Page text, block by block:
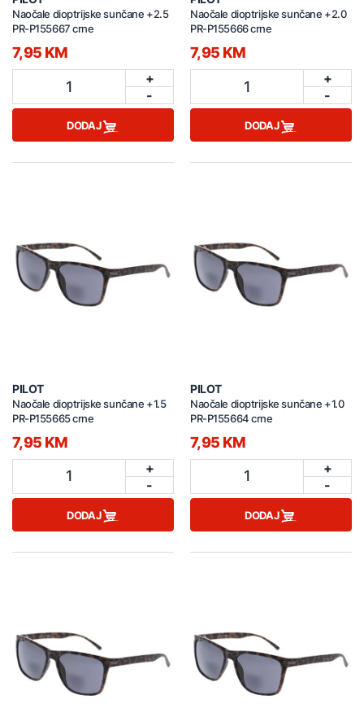
Naočale dioptrijske sunčane +2.5
PR-P155667 crne
7,95 KM
1
+
-
DODAJ
Naočale dioptrijske sunčane +2.0
PR-P155666 crne
7,95 KM
1
+
-
DODAJ
PILOT
Naočale dioptrijske sunčane +1.5
PR-P155665 crne
7,95 KM
1
+
-
DODAJ
PILOT
Naočale dioptrijske sunčane +1.0
PR-P155664 crne
7,95 KM
1
+
-
DODAJ